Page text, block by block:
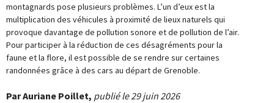
montagnards pose plusieurs problèmes. L’un d’eux est la
multiplication des véhicules à proximité de lieux naturels qui
provoque davantage de pollution sonore et de pollution de l’air.
Pour participer à la réduction de ces désagréments pour la
faune et la flore, il est possible de se rendre sur certaines
randonnées grâce à des cars au départ de Grenoble.
Par Auriane Poillet, publié le 29 juin 2026